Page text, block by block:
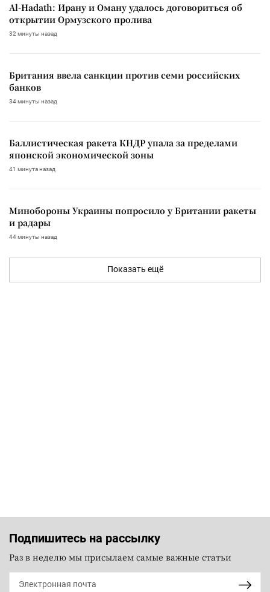
Al-Hadath: Ирану и Оману удалось договориться об
открытии Ормузского пролива
32 минуты назад
Британия ввела санкции против семи российских
банков
34 минуты назад
Баллистическая ракета КНДР упала за пределами
японской экономической зоны
41 минута назад
Минобороны Украины попросило у Британии ракеты
и радары
44 минуты назад
Показать ещё
Подпишитесь на рассылку
Раз в неделю мы присылаем самые важные статьи